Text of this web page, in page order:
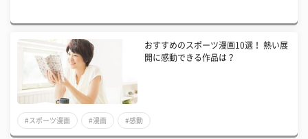
おすすめのスポーツ漫画10選！ 熱い展
開に感動できる作品は？
#スポーツ漫画 #漫画 #感動